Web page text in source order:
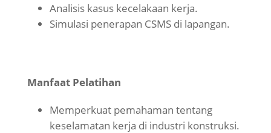
Analisis kasus kecelakaan kerja.
Simulasi penerapan CSMS di lapangan.
Manfaat Pelatihan
Memperkuat pemahaman tentang
keselamatan kerja di industri konstruksi.